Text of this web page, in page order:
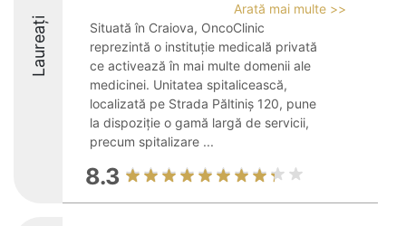
Laureați
Arată mai multe >>
Situată în Craiova, OncoClinic
reprezintă o instituție medicală privată
ce activează în mai multe domenii ale
medicinei. Unitatea spitalicească,
localizată pe Strada Păltiniș 120, pune
la dispoziție o gamă largă de servicii,
precum spitalizare ...
8.3